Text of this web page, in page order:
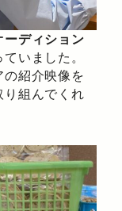
ーディション
いました。
紹介映像を
り組んでくれ